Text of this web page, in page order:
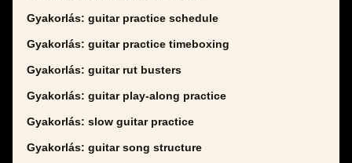
Gyakorlás: guitar practice schedule
Gyakorlás: guitar practice timeboxing
Gyakorlás: guitar rut busters
Gyakorlás: guitar play-along practice
Gyakorlás: slow guitar practice
Gyakorlás: guitar song structure